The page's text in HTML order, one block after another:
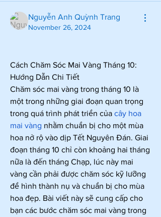
Nguyễn Anh Quỳnh Trang
November 26, 2024
Cách Chăm Sóc Mai Vàng Tháng 10:
Hướng Dẫn Chi Tiết
Chăm sóc mai vàng trong tháng 10 là
một trong những giai đoạn quan trọng
trong quá trình phát triển của cây hoa
mai vàng nhằm chuẩn bị cho một mùa
hoa nở rộ vào dịp Tết Nguyên Đán. Giai
đoạn tháng 10 chỉ còn khoảng hai tháng
nữa là đến tháng Chạp, lúc này mai
vàng cần phải được chăm sóc kỹ lưỡng
để hình thành nụ và chuẩn bị cho mùa
hoa đẹp. Bài viết này sẽ cung cấp cho
bạn các bước chăm sóc mai vàng trong